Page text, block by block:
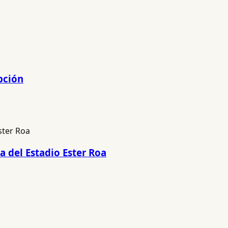
del Estadio Ester Roa